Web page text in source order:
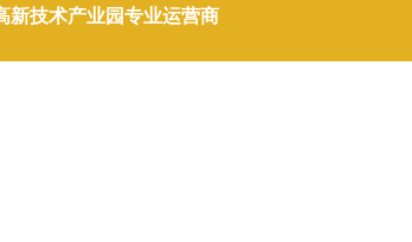
新技术产业园专业运营商